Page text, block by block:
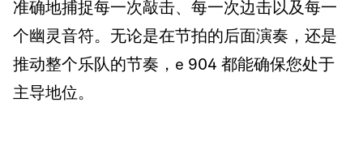
准确地捕捉每一次敲击、每一次边击以及每一
个幽灵音符。无论是在节拍的后面演奏，还是
推动整个乐队的节奏，e 904 都能确保您处于
主导地位。